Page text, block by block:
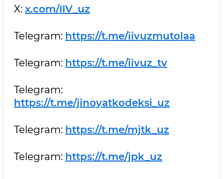
X: x.com/IIV_uz
Telegram: https://t.me/iivuzmutolaa
Telegram: https://t.me/iivuz_tv
Telegram:
https://t.me/jinoyatkodeksi_uz
Telegram: https://t.me/mjtk_uz
Telegram: https://t.me/jpk_uz